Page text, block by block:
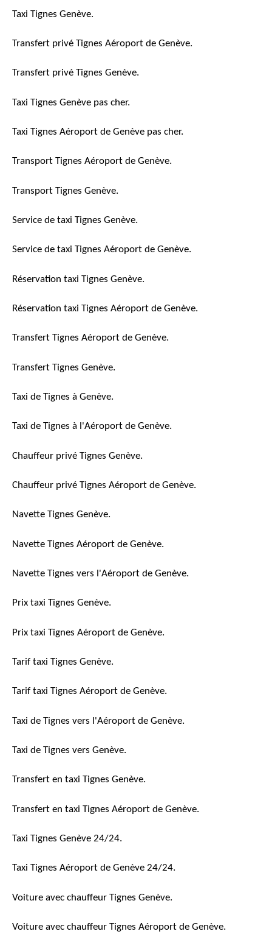
Taxi Tignes Genève.
Transfert privé Tignes Aéroport de Genève.
Transfert privé Tignes Genève.
Taxi Tignes Genève pas cher.
Taxi Tignes Aéroport de Genève pas cher.
Transport Tignes Aéroport de Genève.
Transport Tignes Genève.
Service de taxi Tignes Genève.
Service de taxi Tignes Aéroport de Genève.
Réservation taxi Tignes Genève.
Réservation taxi Tignes Aéroport de Genève.
Transfert Tignes Aéroport de Genève.
Transfert Tignes Genève.
Taxi de Tignes à Genève.
Taxi de Tignes à l'Aéroport de Genève.
Chauffeur privé Tignes Genève.
Chauffeur privé Tignes Aéroport de Genève.
Navette Tignes Genève.
Navette Tignes Aéroport de Genève.
Navette Tignes vers l'Aéroport de Genève.
Prix taxi Tignes Genève.
Prix taxi Tignes Aéroport de Genève.
Tarif taxi Tignes Genève.
Tarif taxi Tignes Aéroport de Genève.
Taxi de Tignes vers l'Aéroport de Genève.
Taxi de Tignes vers Genève.
Transfert en taxi Tignes Genève.
Transfert en taxi Tignes Aéroport de Genève.
Taxi Tignes Genève 24/24.
Taxi Tignes Aéroport de Genève 24/24.
Voiture avec chauffeur Tignes Genève.
Voiture avec chauffeur Tignes Aéroport de Genève.